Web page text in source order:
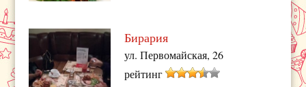
Бирария
ул. Первомайская, 26
рейтинг